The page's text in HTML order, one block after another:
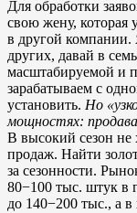
Для обработки
свою жену, которая
в другой компании.
других, давай в
масштабируемой и
зарабатываем с
установить. Но
мощностях:
В высокий сезон
продаж. Найти
за сезонности.
80−100 тыс. штук в
до 140−200 тыс., а в